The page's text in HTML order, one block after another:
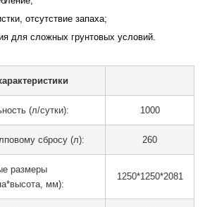
отсутствие запаха;
для сложных грунтовых условий.
(л/сутки): 1000
сбросу (л): 260
размеры
мм):
1250*1250*2081